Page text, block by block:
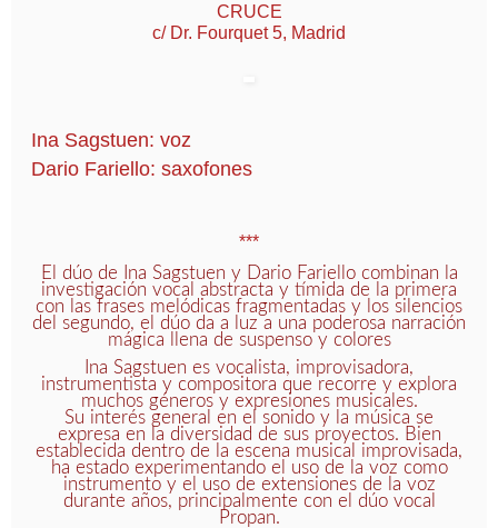
CRUCE
c/ Dr. Fourquet 5, Madrid
Ina Sagstuen: voz
Dario Fariello: saxofones
***
El dúo de Ina Sagstuen y Dario Fariello combinan la
investigación vocal abstracta y tímida de la primera
con las frases melódicas fragmentadas y los silencios
del segundo, el dúo da a luz a una poderosa narración
mágica llena de suspenso y colores
Ina Sagstuen es vocalista, improvisadora,
instrumentista y compositora que recorre y explora
muchos géneros y expresiones musicales.
Su interés general en el sonido y la música se
expresa en la diversidad de sus proyectos. Bien
establecida dentro de la escena musical improvisada,
ha estado experimentando el uso de la voz como
instrumento y el uso de extensiones de la voz
durante años, principalmente con el dúo vocal
Propan.